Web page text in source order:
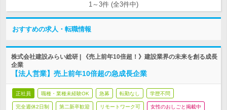
1～3件 (全3件中)
おすすめの求人・転職情報
株式会社建設みらい総研 | 《売上前年10倍超！》建設業界の未来を創る成長
企業
【法人営業】売上前年10倍超の急成長企業
正社員 職種・業種未経験OK 急募 転勤なし 学歴不問
完全週休2日制 第二新卒歓迎 リモートワーク可 女性のおしごと掲載中